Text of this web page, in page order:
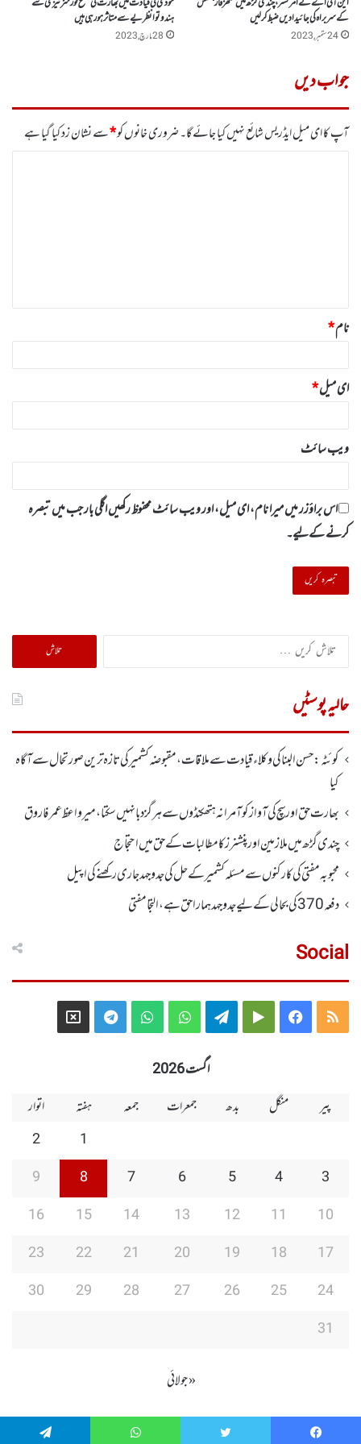
کے سربراہ کی جائیدادیں ضبط کر لیں
24 ستمبر, 2023
ہندوتوا نظریے سے متاثر ہو رہی ہیں
28 مارچ, 2023
جواب دیں
آپ کا ای میل ایڈریس شائع نہیں کیا جائے گا۔ضروری خانوں کو*سے نشان زد کیا گیا ہے
نام*
ای میل*
ویب‌ سائٹ
اس براؤزر میں میرا نام، ای میل، اور ویب سائٹ محفوظ رکھیں اگلی بار جب میں تبصرہ
کرنے کےلیے۔
تلاش
کریں
حالیہ پوسٹیں
کوئٹہ:حسن البنا کی وکلاء قیادت سے ملاقات، مقبوضہ کشمیرکی تازہ ترین صورتحال سے آگاہ
کیا
بھارت حق اور سچ کی آواز کو آمرانہ ہتھکنڈوں سے ہرگز دبا نہیں سکتا، میر واعظ عمر فاروق
چندی گڑھ میں ملازمین اور پنشنرز کا مطالبات کے حق میں احتجاج
محبوبہ مفتی کی کارکنوں سے مسئلہ کشمیر کے حل کی جدوجہد جاری رکھنے کی اپیل
دفعہ370کی بحالی کے لیے جدوجہد ہمارا حق ہے، التجا مفتی
Social
RSS
Facebook
Google
Telegram
WhatsApp
WhatsApp
Telegram
X
اگست 2026
پیر
منگل بدھ جمعرات جمعہ ہفتہ
اتوار
1
2
3
4
5
6
7
8
9
10
11
12
13
14
15
16
17
18
19
20
21
22
23
24
25
26
27
28
29
30
31
« جولائی